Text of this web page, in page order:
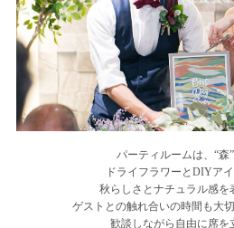
パーティルームは、“森
ドライフラワーとDIYア
秋らしさとナチュラル感を
ゲストとの触れ合いの時間も大
歓談しながら自由に席を